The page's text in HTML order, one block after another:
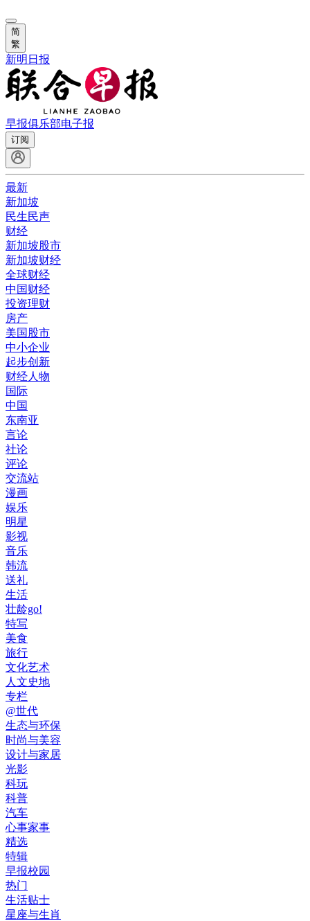
简
繁
新明日报
早报俱乐部电子报
订阅
最新
新加坡
民生民声
财经
新加坡股市
新加坡财经
全球财经
中国财经
投资理财
房产
美国股市
中小企业
起步创新
财经人物
国际
中国
东南亚
言论
社论
评论
交流站
漫画
娱乐
明星
影视
音乐
韩流
送礼
生活
壮龄go!
特写
美食
旅行
文化艺术
人文史地
专栏
@世代
生态与环保
时尚与美容
设计与家居
光影
科玩
科普
汽车
心事家事
精选
特辑
早报校园
热门
生活贴士
星座与生肖